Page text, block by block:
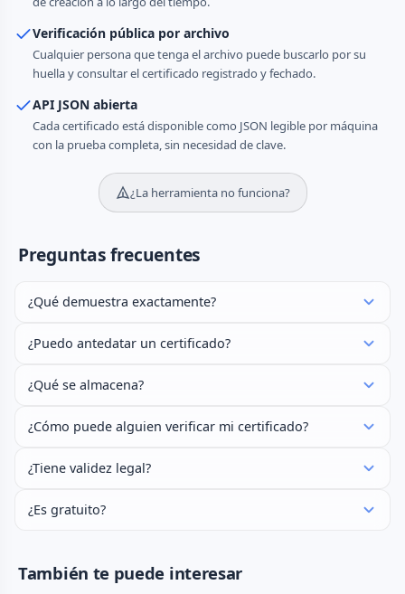
Verificación pública por archivo
Cualquier persona que tenga el archivo puede buscarlo por su
huella y consultar el certificado registrado y fechado.
API JSON abierta
Cada certificado está disponible como JSON legible por máquina
con la prueba completa, sin necesidad de clave.
¿La herramienta no funciona?
Preguntas frecuentes
¿Qué demuestra exactamente?
¿Puedo antedatar un certificado?
¿Qué se almacena?
¿Cómo puede alguien verificar mi certificado?
¿Tiene validez legal?
¿Es gratuito?
También te puede interesar